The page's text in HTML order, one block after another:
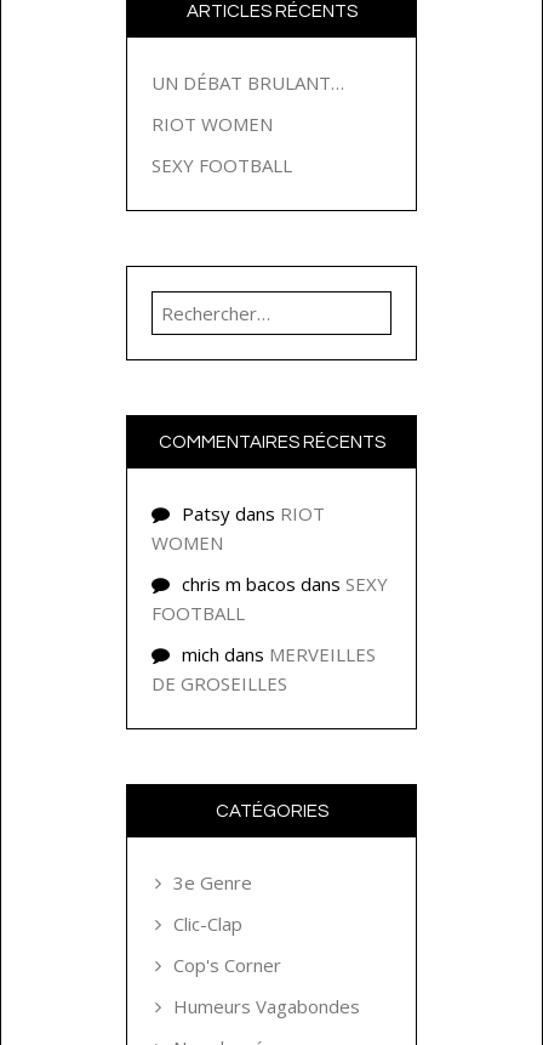
ARTICLES RÉCENTS
UN DÉBAT BRULANT…
RIOT WOMEN
SEXY FOOTBALL
Rechercher :
COMMENTAIRES RÉCENTS
Patsy dans RIOT
WOMEN
chris m bacos dans SEXY
FOOTBALL
mich dans MERVEILLES
DE GROSEILLES
CATÉGORIES
3e Genre
Clic-Clap
Cop's Corner
Humeurs Vagabondes